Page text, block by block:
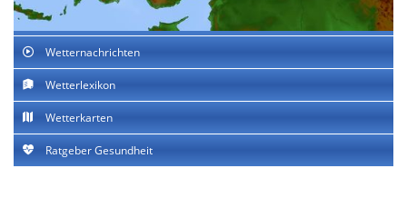
Wetternachrichten
Wetterlexikon
Wetterkarten
Ratgeber Gesundheit